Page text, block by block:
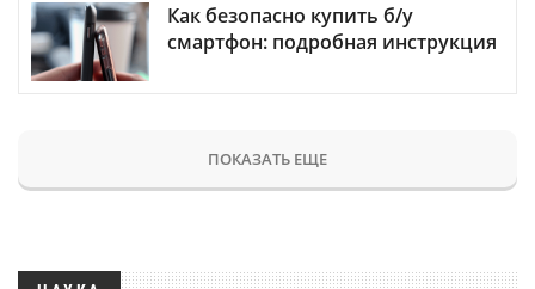
Как безопасно купить б/у
смартфон: подробная инструкция
ПОКАЗАТЬ ЕЩЕ